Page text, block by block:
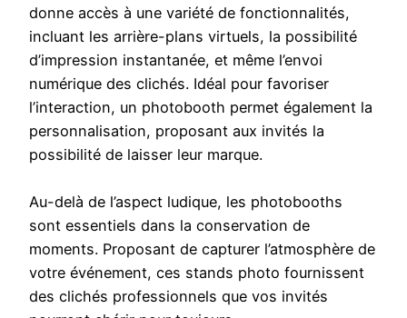
donne accès à une variété de fonctionnalités,
incluant les arrière-plans virtuels, la possibilité
d’impression instantanée, et même l’envoi
numérique des clichés. Idéal pour favoriser
l’interaction, un photobooth permet également la
personnalisation, proposant aux invités la
possibilité de laisser leur marque.
Au-delà de l’aspect ludique, les photobooths
sont essentiels dans la conservation de
moments. Proposant de capturer l’atmosphère de
votre événement, ces stands photo fournissent
des clichés professionnels que vos invités